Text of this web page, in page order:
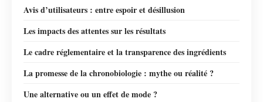
Avis d’utilisateurs : entre espoir et désillusion
Les impacts des attentes sur les résultats
Le cadre réglementaire et la transparence des ingrédients
La promesse de la chronobiologie : mythe ou réalité ?
Une alternative ou un effet de mode ?